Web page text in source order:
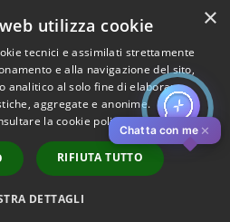
Copyright © 2026 • Comune di
Pistoia • Powered by
Municipium•
Accesso
redazione
Chatta con me ✕
×
utilizza cookie
tecnici e assimilati strettamente
e alla navigazione del sito,
analitico al solo fine di elaborare
aggregate e anonime.
la cookie policy al seguentelink
RIFIUTA TUTTO
DETTAGLI